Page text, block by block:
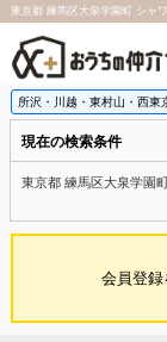
東京都 練馬区大泉学園町 シャ
所沢・川越・東村山・西東
現在の検索条件
東京都 練馬区大泉学園
会員登